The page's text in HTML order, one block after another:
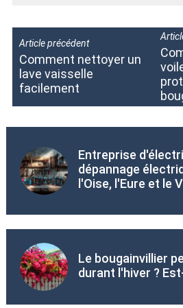
Article précédent
Comment nettoyer un
lave vaisselle
facilement
Entreprise
dépannage
l'Oise, l'Eure et le
Le bougainvillier
durant l'hiver ?